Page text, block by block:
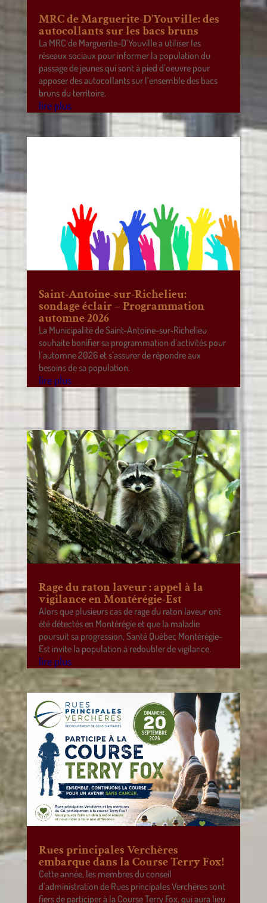
MRC de Marguerite-D’Youville: des
autocollants sur les bacs bruns
La MRC de Marguerite-D’Youville a utiliser les
réseaux sociaux pour informer la population du
passage de jeunes qui sont à pied d’oeuvre pour
apposer des autocollants sur l’ensemble des bacs
bruns du territoire.
lire plus
Saint-Antoine-sur-Richelieu:
sondage éclair – Programmation
automne 2026
La Municipalité de Saint-Antoine-sur-Richelieu
souhaite bonifier sa programmation d’activités pour
l’automne 2026 et s’assurer de répondre aux
besoins de sa population.
lire plus
Rage du raton laveur : appel à la
vigilance en Montérégie-Est
Alors que plusieurs cas de rage du raton laveur ont
été détectés en Montérégie et que la maladie
poursuit sa progression, Santé Québec Montérégie-
Est invite la population à redoubler de vigilance.
lire plus
Rues principales Verchères
embarque dans la Course Terry Fox!
Cette année, les membres du conseil
d’administration de Rues principales Verchères sont
fiers de participer à la Course Terry Fox, qui aura lieu